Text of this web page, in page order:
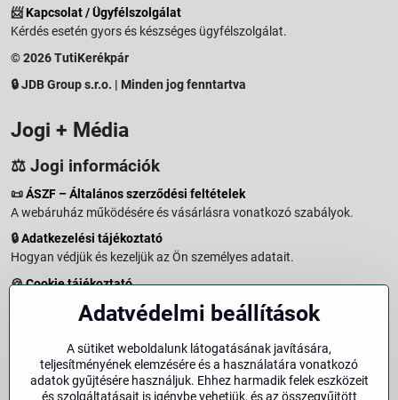
📨Kapcsolat / Ügyfélszolgálat
Kérdés esetén gyors és készséges ügyfélszolgálat.
© 2026 TutiKerékpár
🔒 JDB Group s.r.o. | Minden jog fenntartva
Jogi + Média
⚖️ Jogi információk
📜ÁSZF – Általános szerződési feltételek
A webáruház működésére és vásárlásra vonatkozó szabályok.
🔒Adatkezelési tájékoztató
Hogyan védjük és kezeljük az Ön személyes adatait.
🍪Cookie tájékoztató
A weboldalon használt sütikről és adatkezelésről.
Vásárlástól való elállás menete és feltételei.
Elállás a szerződéstől
Adatvédelmi beállítások
A sütiket weboldalunk látogatásának javítására,
teljesítményének elemzésére és a használatára vonatkozó
adatok gyűjtésére használjuk. Ehhez harmadik felek eszközeit
és szolgáltatásait is igénybe vehetjük, és az összegyűjtött